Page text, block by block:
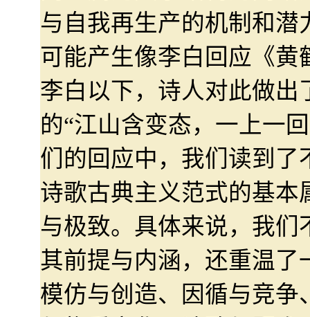
与自我再生产的机制和
可能产生像李白回应《
李白以下，诗人对此做
的“江山含变态，一上一
们的回应中，我们读到
诗歌古典主义范式的基
与极致。具体来说，我
其前提与内涵，还重温
模仿与创造、因循与竞